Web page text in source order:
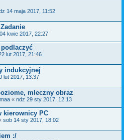
14 maja 2017, 11:52
kwie 2017, 22:27
lut 2017, 21:46
indukcyjnej
lut 2017, 13:37
mleczny obraz
« ndz 29 sty 2017, 12:13
kierownicy PC
sob 14 sty 2017, 18:02
:/